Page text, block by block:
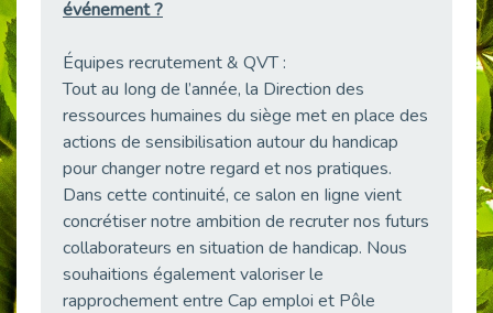
Publié le 20/04/2026
Publié le 20/04/2026
Cap Emploi 92 s'engage pour la santé mentale : La formation PSSM au cœur de l'accompagnement
Publié le 13/04/2026
Recrutement et Handicap : Et si vous testiez avant de vous engager ?
Publié le 13/04/2026
Publié le 11/04/2026
événement ?
Équipes recrutement & QVT :
Tout au Iong de l’année, la Direction des
ressources humaines du siège met en place des
actions de sensibilisation autour du handicap
pour changer notre regard et nos pratiques.
Dans cette continuité, ce salon en Iigne vient
concrétiser notre ambition de recruter nos futurs
collaborateurs en situation de handicap. Nous
souhaitions également valoriser le
rapprochement entre Cap emploi et Pôle